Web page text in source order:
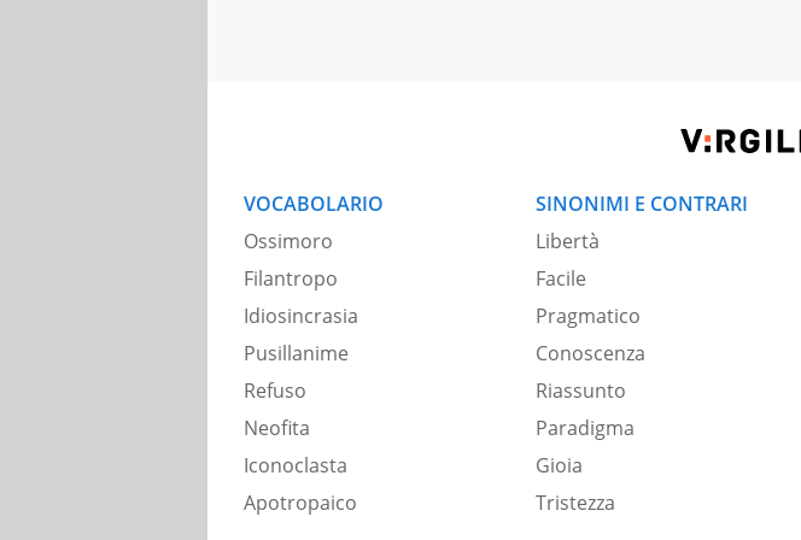
VOCABOLARIO
Ossimoro
Filantropo
Idiosincrasia
Pusillanime
Refuso
Neofita
Iconoclasta
Apotropaico
SINONIMI E CONTRARI
Libertà
Facile
Pragmatico
Conoscenza
Riassunto
Paradigma
Gioia
Tristezza